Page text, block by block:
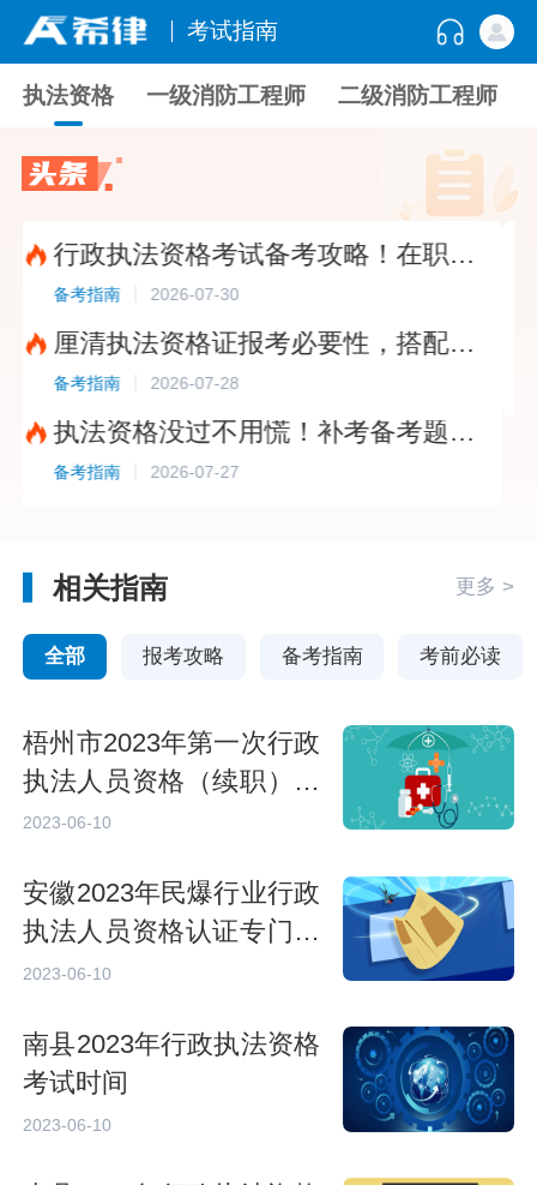
考试指南
执法资格 一级消防工程师 二级消防工程师
行政执法资格考试备考攻略！在职考生这样学更稳妥?
考指南 2026-07-30
厘清执法资格证报考必要性，搭配免费题库稳步备考?
考指南 2026-07-28
执法资格没过不用慌！补考备考题库这样选?
考指南 2026-07-27
相关指南 更多 >
全部 报考攻略 备考指南 考前必读
梧州市2023年第一次行政
执法人员资格（续职）培
训考试方式
2023-06-10
安徽2023年民爆行业行政
执法人员资格认证专门法
律知识考试内容
2023-06-10
南县2023年行政执法资格
考试时间
2023-06-10